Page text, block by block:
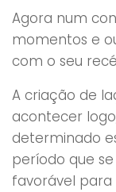
Agora num
momentos e
com o seu
A criação de
acontecer
determinado
período que
favorável